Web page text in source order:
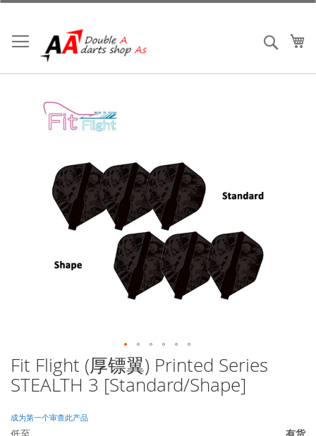
跳
内
容
搜索
Fit Flight (厚镖翼) Printed Series
STEALTH 3 [Standard/Shape]
成为第一个审查此产品
跳
转
到
像
库